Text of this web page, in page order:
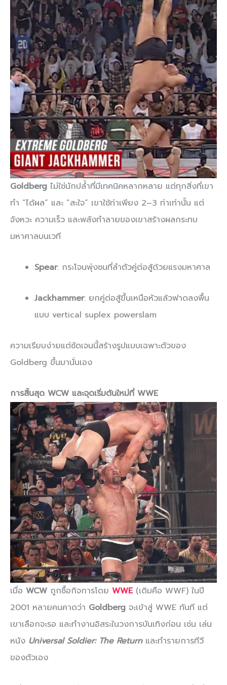
Goldberg ไม่ใช่นักปล้ำที่มีเทคนิคหลากหลาย แต่ทุกสิ่งที่เขา
ทำ “ได้ผล” และ “สะใจ” เขาใช้ท่าเพียง 2–3 ท่าเท่านั้น แต่
จังหวะ ความเร็ว และพลังทำลายของเขาสร้างผลกระทบ
มหาศาลบนเวที
Spear: กระโจนพุ่งชนที่ลำตัวคู่ต่อสู้ด้วยแรงมหาศาล
Jackhammer: ยกคู่ต่อสู้ขึ้นเหนือหัวแล้วฟาดลงพื้น
แบบ vertical suplex powerslam
ความเรียบง่ายแต่ชัดเจนนี้สร้างรูปแบบเฉพาะตัวของ
Goldberg ขึ้นมานั่นเอง
การสิ้นสุด WCW และจุดเริ่มต้นใหม่ที่ WWE
เมื่อ WCW ถูกซื้อกิจการโดย WWE (เดิมคือ WWF) ในปี
2001 หลายคนคาดว่า Goldberg จะเข้าสู่ WWE ทันที แต่
เขาเลือกจะรอ และทำงานอิสระในวงการบันเทิงก่อน เช่น เล่น
หนัง Universal Soldier: The Returnและทำรายการทีวี
ของตัวเอง